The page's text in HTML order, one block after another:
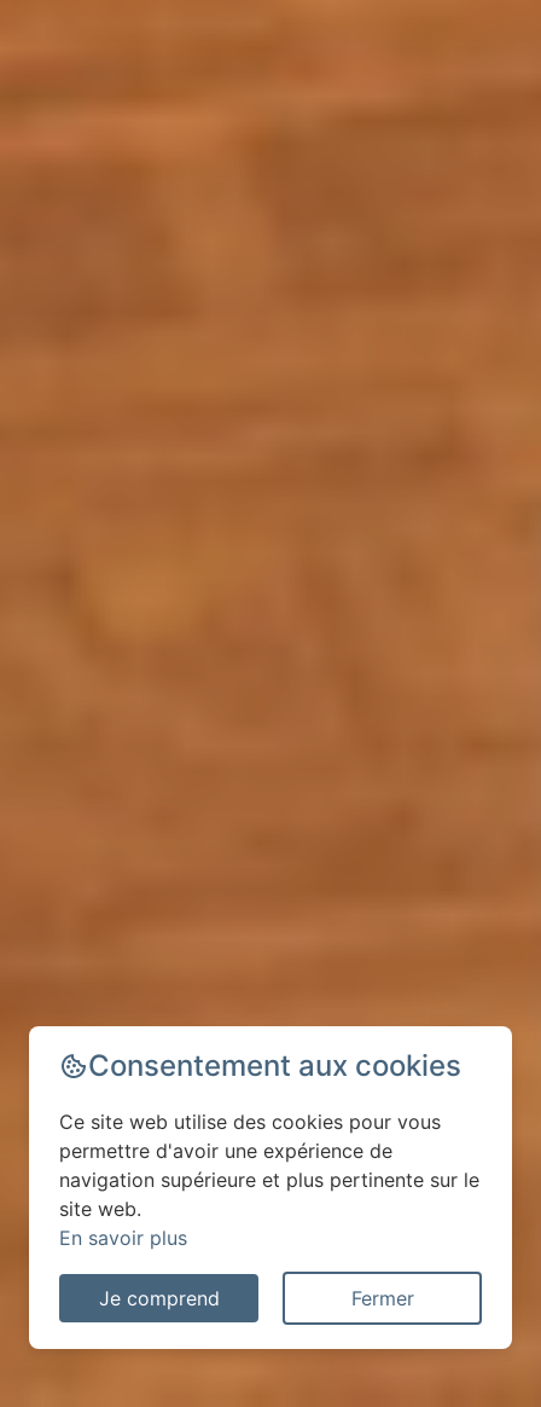
Consentement aux cookies
Ce site web utilise des cookies pour vous
permettre d'avoir une expérience de
navigation supérieure et plus pertinente sur le
site web.
En savoir plus
Je comprend Fermer